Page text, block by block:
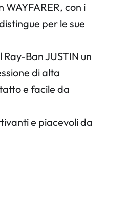
con i
per le sue
Ban JUSTIN un
di alta
e facile da
e piacevoli da